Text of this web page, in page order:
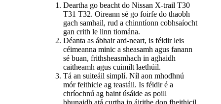
Deartha go beacht do Nissan X-trail T30
T31 T32. Oireann sé go foirfe do thaobh
gach samhail, rud a chinntíonn cobhsaíocht
gan crith le linn tiomána.
Déanta as ábhair ard-neart, is féidir leis
céimeanna minic a sheasamh agus fanann
sé buan, frithsheasmhach in aghaidh
caitheamh agus cuimilt laethúil.
Tá an suiteáil simplí. Níl aon mhodhnú
mór feithicle ag teastáil. Is féidir é a
chríochnú ag baint úsáide as poill
bhunaidh atá curtha in áirithe don fheithicil